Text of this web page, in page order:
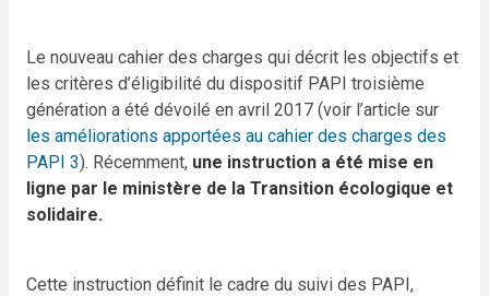
Le nouveau cahier des charges qui décrit les objectifs et
les critères d’éligibilité du dispositif PAPI troisième
génération a été dévoilé en avril 2017 (voir l’article sur
les améliorations apportées au cahier des charges des
PAPI 3). Récemment, une instruction a été mise en
ligne par le ministère de la Transition écologique et
solidaire.
Cette instruction définit le cadre du suivi des PAPI,